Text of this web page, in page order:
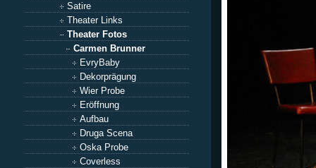
Satire
Theater Links
Theater Fotos
Carmen Brunner
EvryBaby
Dekorprägung
Wier Probe
Eröffnung
Aufbau
Druga Scena
Oska Probe
Coverless